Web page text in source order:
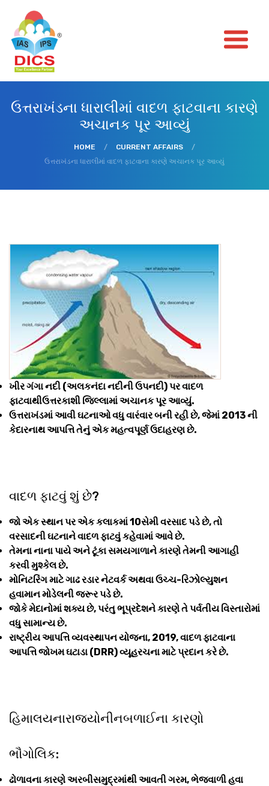
ઉત્તરાખંડના ધારાલીમાં વાદળ ફાટવાના કારણે
અચાનક પૂર આવ્યું
HOME / CURRENT AFFAIRS
/
ઉત્તરાખંડના ધારાલીમાં વાદળ ફાટવાના કારણે અચાનક પૂર આવ્યું
ખીર ગંગા નદી (અલકનંદા નદીની ઉપનદી) પર વાદળ
ફાટવાથીઉત્તરકાશી જિલ્લામાં અચાનક પૂર આવ્યું.
ઉત્તરાખંડમાં આવી ઘટનાઓ વધુ વારંવાર બની રહી છે, જેમાં 2013 ની
કેદારનાથ આપત્તિ તેનું એક મહત્વપૂર્ણ ઉદાહરણ છે.
વાદળ ફાટવું શું છે?
જો એક સ્થાન પર એક કલાકમાં 10સેમી વરસાદ પડે છે, તો
વરસાદની ઘટનાને વાદળ ફાટવું કહેવામાં આવે છે.
તેમના નાના પાયે અને ટૂંકા સમયગાળાને કારણે તેમની આગાહી
કરવી મુશ્કેલ છે.
મોનિટરિંગ માટે ગાઢ રડાર નેટવર્ક અથવા ઉચ્ચ-રિઝોલ્યુશન
હવામાન મોડેલની જરૂર પડે છે.
જોકે મેદાનોમાં શક્ય છે, પરંતુ ભૂપ્રદેશને કારણે તે પર્વતીય વિસ્તારોમાં
વધુ સામાન્ય છે.
રાષ્ટ્રીય આપત્તિ વ્યવસ્થાપન યોજના, 2019, વાદળ ફાટવાના
આપત્તિ જોખમ ઘટાડા (DRR) વ્યૂહરચના માટે પ્રદાન કરે છે.
હિમાલયનારાજ્યોનીનબળાઈના કારણો
ભૌગોલિક:
ઢોળાવના કારણે અરબીસમુદ્રમાંથી આવતી ગરમ, ભેજવાળી હવા